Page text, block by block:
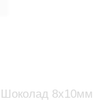
8x10мм